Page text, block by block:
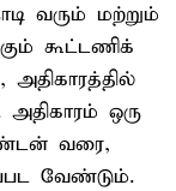
வரும் மற்றும்
கூட்டணிக்
அதிகாரத்தில்
ஒரு
வரை,
வேண்டும்.